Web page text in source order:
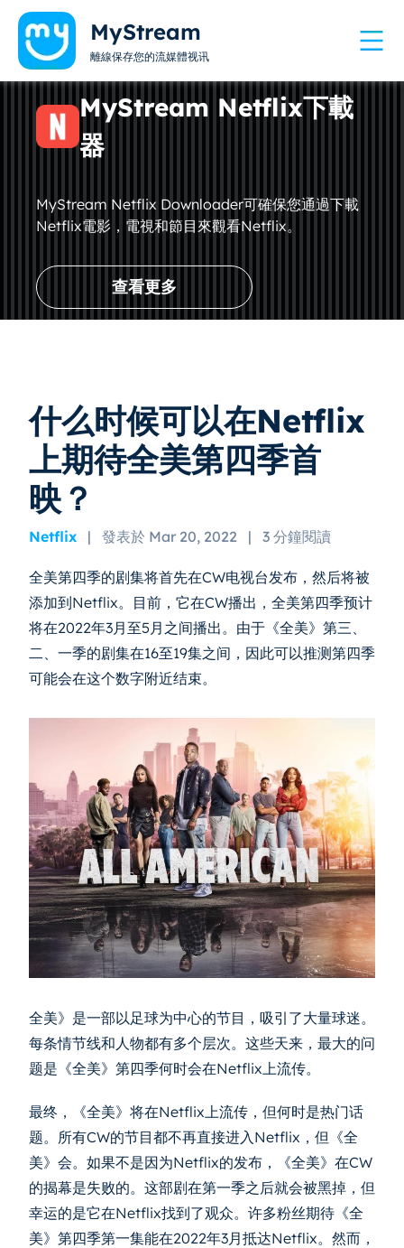
MyStream
離線保存您的流媒體视讯
MyStream Netflix下載
器
MyStream Netflix Downloader可確保您通過下載
Netflix電影，電視和節目來觀看Netflix。
查看更多
什么时候可以在Netflix
上期待全美第四季首
映？
Netflix | 發表於 Mar 20, 2022 | 3 分鐘閱讀
全美第四季的剧集将首先在CW电视台发布，然后将被
添加到Netflix。目前，它在CW播出，全美第四季预计
将在2022年3月至5月之间播出。由于《全美》第三、
二、一季的剧集在16至19集之间，因此可以推测第四季
可能会在这个数字附近结束。
全美》是一部以足球为中心的节目，吸引了大量球迷。
每条情节线和人物都有多个层次。这些天来，最大的问
题是《全美》第四季何时会在Netflix上流传。
最终，《全美》将在Netflix上流传，但何时是热门话
题。所有CW的节目都不再直接进入Netflix，但《全
美》会。如果不是因为Netflix的发布，《全美》在CW
的揭幕是失败的。这部剧在第一季之后就会被黑掉，但
幸运的是它在Netflix找到了观众。许多粉丝期待《全
美》第四季第一集能在2022年3月抵达Netflix。然而，